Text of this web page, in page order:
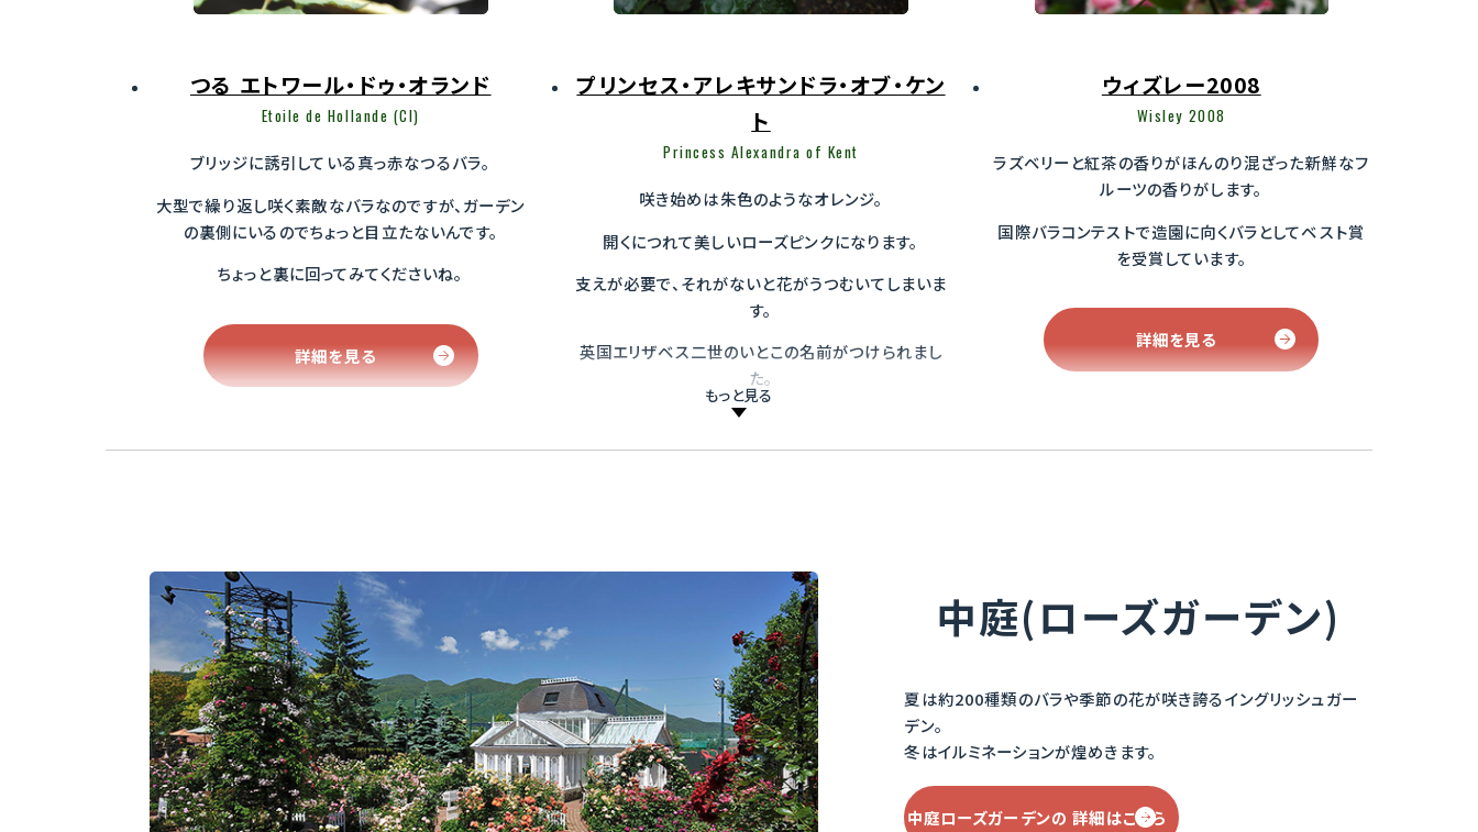
つる エトワール・ドゥ・オランド
Etoile de Hollande (Cl)
ブリッジに誘引している真っ赤なつるバラ。
大型で繰り返し咲く素敵なバラなのですが、ガーデン
の裏側にいるのでちょっと目立たないんです。
ちょっと裏に回ってみてくださいね。
詳細を見る
プリンセス・アレキサンドラ・オブ・ケン
ト
Princess Alexandra of Kent
咲き始めは朱色のようなオレンジ。
開くにつれて美しいローズピンクになります。
支えが必要で、それがないと花がうつむいてしまいま
す。
英国エリザベス二世のいとこの名前がつけられまし
た。
ウィズレー2008
Wisley 2008
ラズベリーと紅茶の香りがほんのり混ざった新鮮なフ
ルーツの香りがします。
国際バラコンテストで造園に向くバラとしてベスト賞
を受賞しています。
詳細を見る
もっと見る
中庭(ローズガーデン)
夏は約200種類のバラや季節の花が咲き誇るイングリッシュガー
デン。
冬はイルミネーションが煌めきます。
中庭ローズガーデンの詳細はこちら